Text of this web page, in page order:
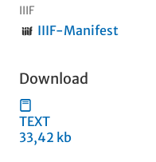
IIIF
IIIF-Manifest
Download
TEXT
33,42 kb